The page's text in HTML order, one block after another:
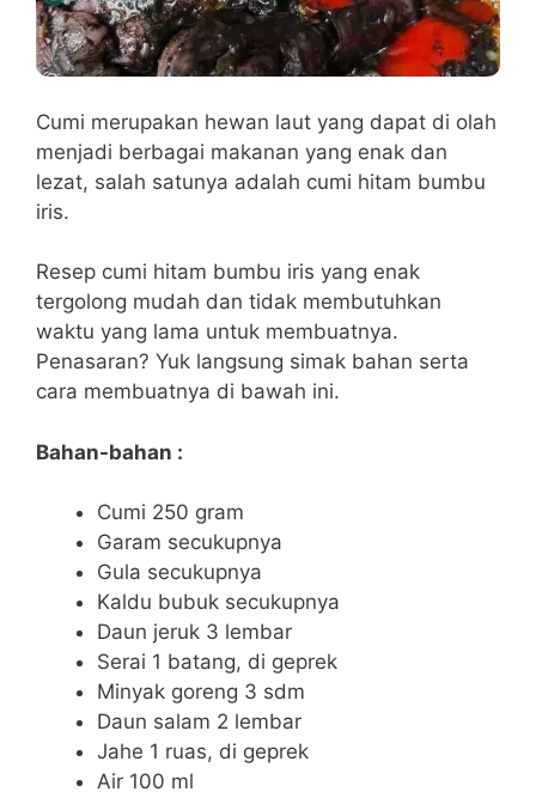
Cumi merupakan hewan laut yang dapat di olah
menjadi berbagai makanan yang enak dan
lezat, salah satunya adalah cumi hitam bumbu
iris.
Resep cumi hitam bumbu iris yang enak
tergolong mudah dan tidak membutuhkan
waktu yang lama untuk membuatnya.
Penasaran? Yuk langsung simak bahan serta
cara membuatnya di bawah ini.
Bahan-bahan :
Cumi 250 gram
Garam secukupnya
Gula secukupnya
Kaldu bubuk secukupnya
Daun jeruk 3 lembar
Serai 1 batang, di geprek
Minyak goreng 3 sdm
Daun salam 2 lembar
Jahe 1 ruas, di geprek
Air 100 ml